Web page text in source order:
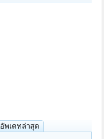
อัพเดทล่าสุด